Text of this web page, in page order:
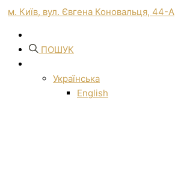
м. Київ, вул. Євгена Коновальця, 44-А
ПОШУК
Українська
English